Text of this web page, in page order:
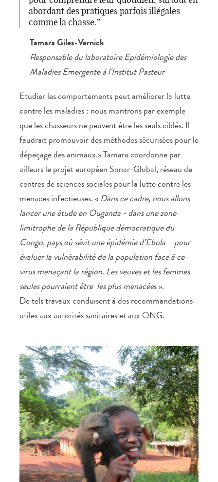
abordant des pratiques parfois illégales
comme la chasse.
Tamara Giles-Vernick
Responsable du laboratoire Epidémiologie des
Maladies Emergente à l'Institut Pasteur
Etudier les comportements peut améliorer la lutte
contre les maladies : nous montrons par exemple
que les chasseurs ne peuvent être les seuls ciblés. Il
faudrait promouvoir des méthodes sécurisées pour le
dépeçage des animaux.» Tamara coordonne par
ailleurs le projet européen Sonar-Global, réseau de
centres de sciences sociales pour la lutte contre les
menaces infectieuses. « Dans ce cadre, nous allons
lancer une étude en Ouganda - dans une zone
limitrophe de la République démocratique du
Congo, pays où sévit une épidémie d’Ebola – pour
évaluer la vulnérabilité de la population face à ce
virus menaçant la région. Les veuves et les femmes
seules pourraient être les plus menacées ».
De tels travaux conduisent à des recommandations
utiles aux autorités sanitaires et aux ONG.